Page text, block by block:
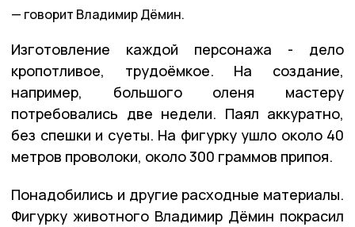
говорит Владимир Дёмин.
Изготовление каждой персонажа - дело
кропотливое, трудоёмкое. На создание,
например, большого оленя мастеру
потребовались две недели. Паял аккуратно,
без спешки и суеты. На фигурку ушло около 40
метров проволоки, около 300 граммов припоя.
Понадобились и другие расходные материалы.
Фигурку животного Владимир Дёмин покрасил